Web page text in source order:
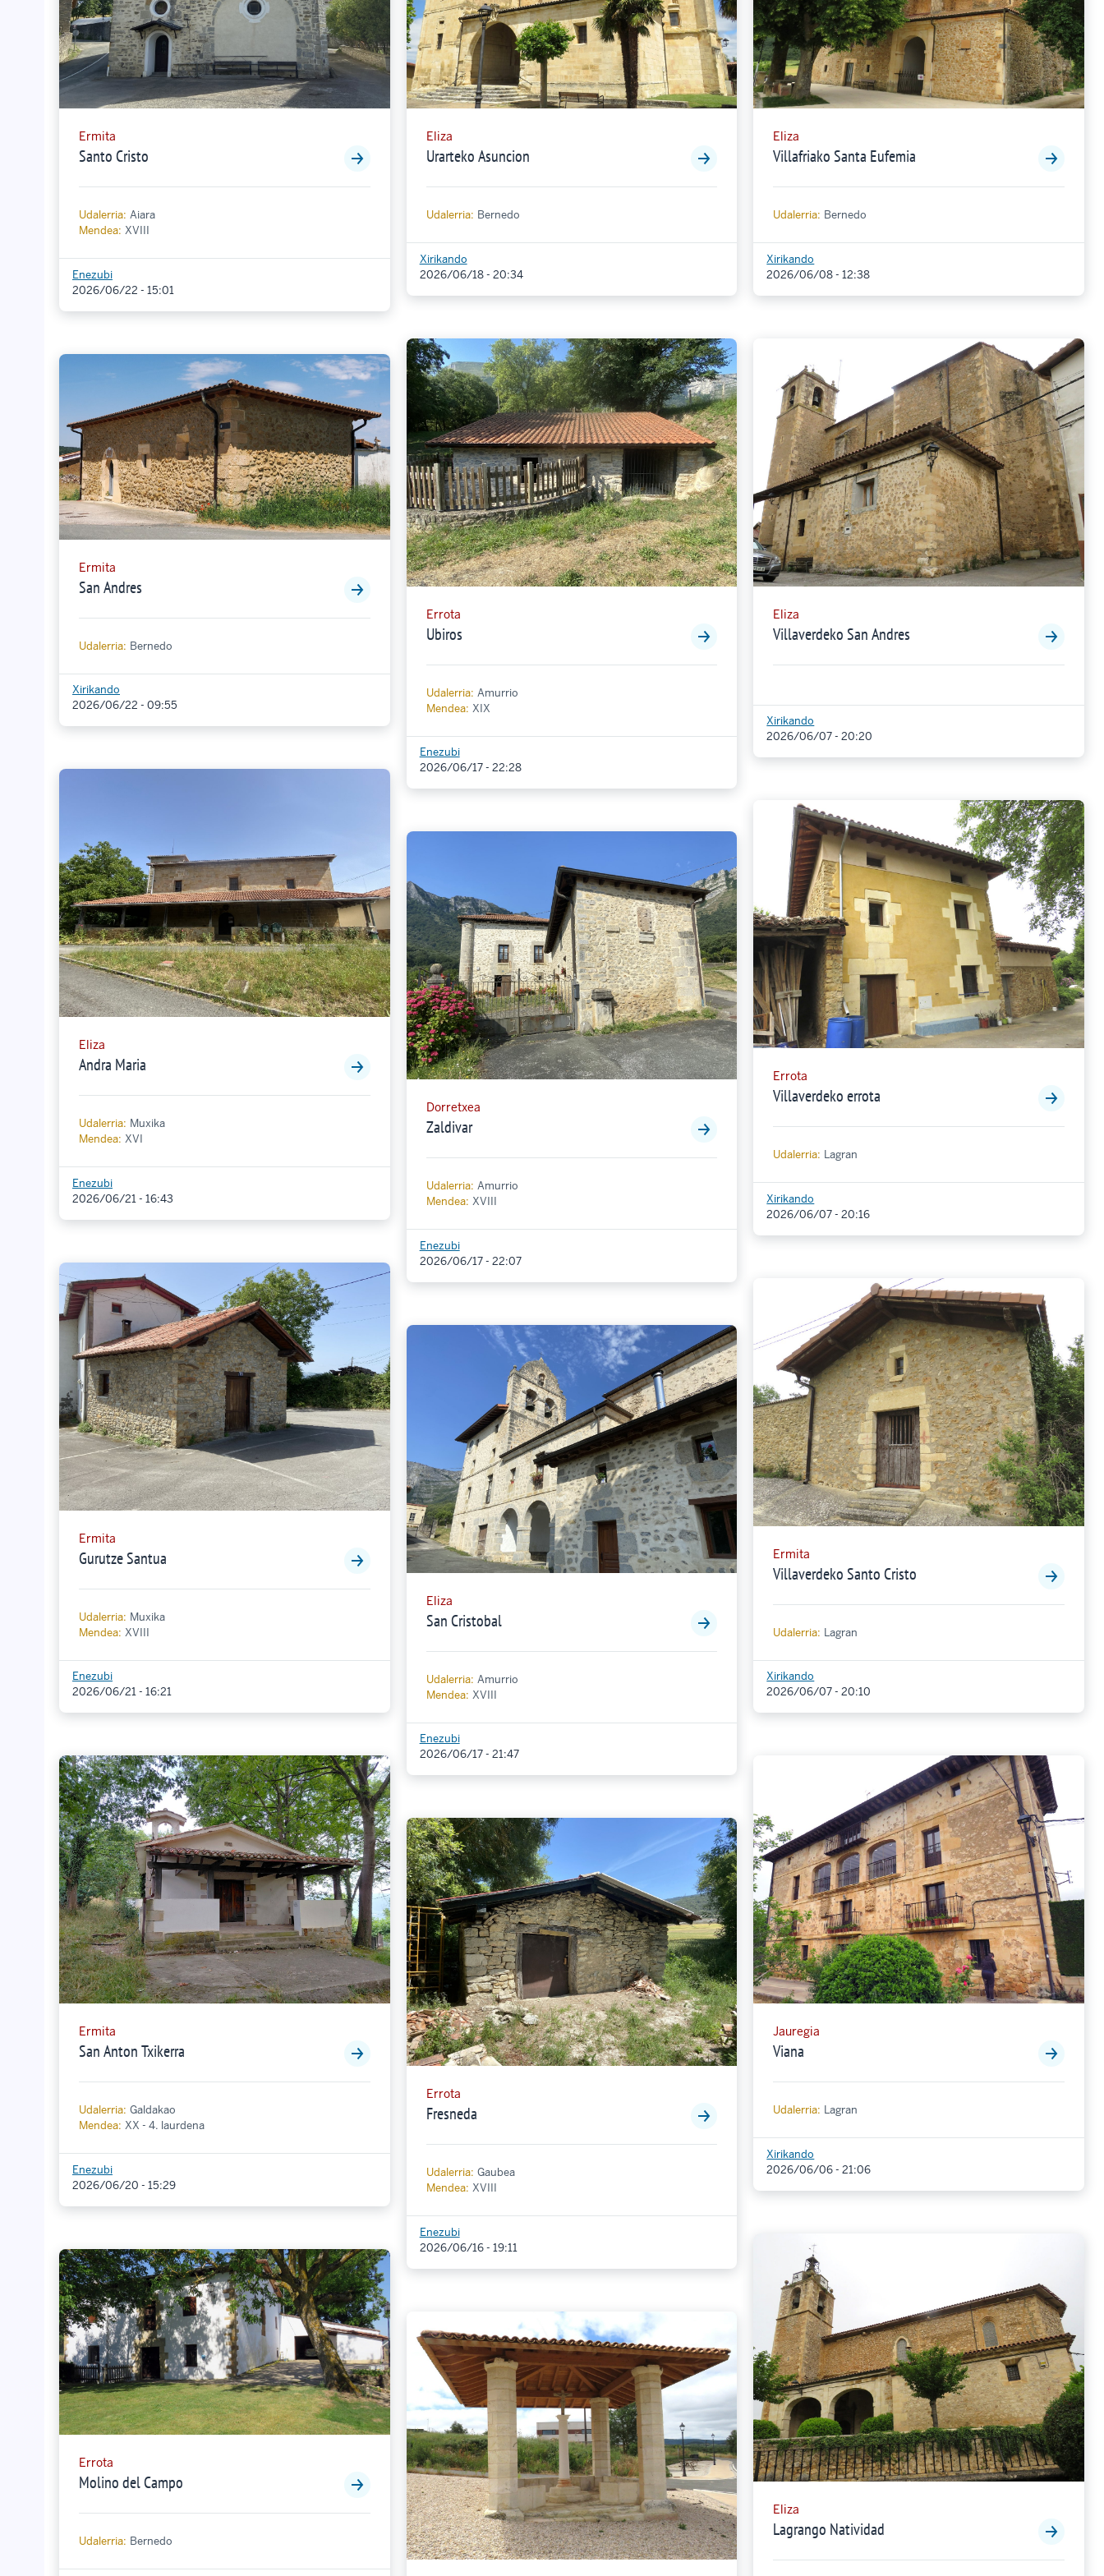
Ermita
Santo Cristo
Udalerria: Aiara
Mendea: XVIII
Enezubi
2026/06/22 - 15:01
Ermita
San Andres
Udalerria: Bernedo
Xirikando
2026/06/22 - 09:55
Eliza
Andra Maria
Udalerria: Muxika
Mendea: XVI
Enezubi
2026/06/21 - 16:43
Ermita
Gurutze Santua
Udalerria: Muxika
Mendea: XVIII
Enezubi
2026/06/21 - 16:21
Ermita
San Anton Txikerra
Udalerria: Galdakao
Mendea: XX - 4. laurdena
Enezubi
2026/06/20 - 15:29
Errota
Molino del Campo
Udalerria: Bernedo
Eliza
Urarteko Asuncion
Udalerria: Bernedo
Xirikando
2026/06/18 - 20:34
Errota
Ubiros
Udalerria: Amurrio
Mendea: XIX
Enezubi
2026/06/17 - 22:28
Dorretxea
Zaldivar
Udalerria: Amurrio
Mendea: XVIII
Enezubi
2026/06/17 - 22:07
Eliza
San Cristobal
Udalerria: Amurrio
Mendea: XVIII
Enezubi
2026/06/17 - 21:47
Errota
Fresneda
Udalerria: Gaubea
Mendea: XVIII
Enezubi
2026/06/16 - 19:11
Eliza
Villafriako Santa Eufemia
Udalerria: Bernedo
Xirikando
2026/06/08 - 12:38
Eliza
Villaverdeko San Andres
Xirikando
2026/06/07 - 20:20
Errota
Villaverdeko errota
Udalerria: Lagran
Xirikando
2026/06/07 - 20:16
Ermita
Villaverdeko Santo Cristo
Udalerria: Lagran
Xirikando
2026/06/07 - 20:10
Jauregia
Viana
Udalerria: Lagran
Xirikando
2026/06/06 - 21:06
Eliza
Lagrango Natividad